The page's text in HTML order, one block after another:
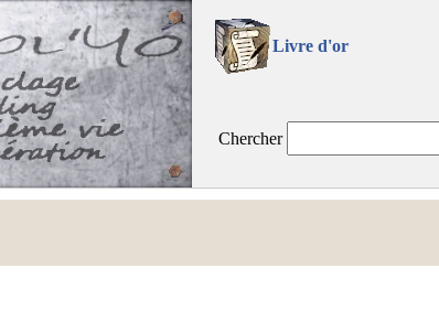
Livre d'or
Chercher